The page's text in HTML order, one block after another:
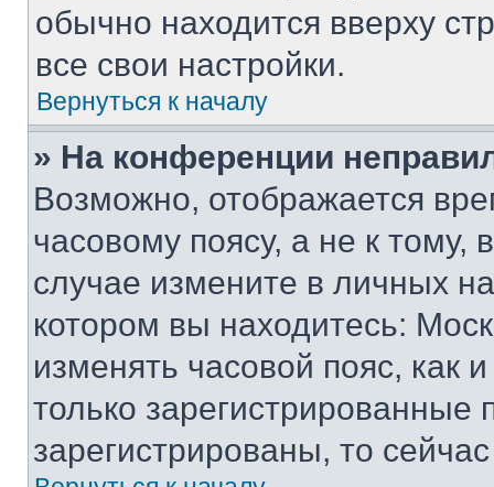
обычно находится вверху
все свои настройки.
Вернуться к началу
» На конференции
Возможно, отображается
часовому поясу, а не к тому,
случае измените в личных
котором вы находитесь:
изменять часовой пояс, как
только
зарегистрированы, то